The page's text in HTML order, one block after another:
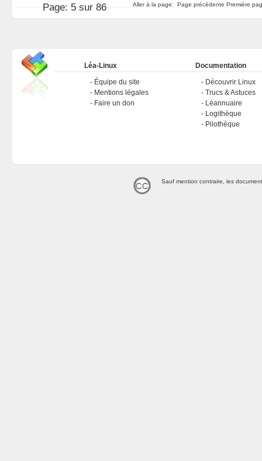
Aller à la page: Page précédente Première
Page: 5 sur 86
Léa-Linux
Équipe du site
Mentions légales
Faire un don
Documentation
Découvrir Linux
Trucs & Astuces
Léannuaire
Logithèque
Pilothèque
Sauf mention contraire, les